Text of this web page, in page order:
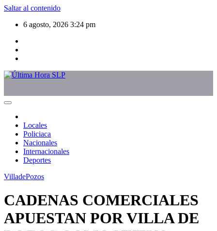
Saltar al contenido
6 agosto, 2026 3:24 pm
Locales
Policiaca
Nacionales
Internacionales
Deportes
VilladePozos
CADENAS COMERCIALES
APUESTAN POR VILLA DE